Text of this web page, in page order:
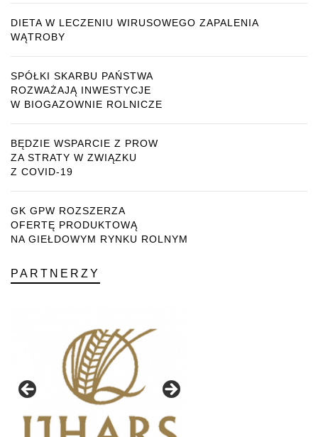
DIETA W LECZENIU WIRUSOWEGO ZAPALENIA
WĄTROBY
SPÓŁKI SKARBU PAŃSTWA
ROZWAŻAJĄ INWESTYCJE
W BIOGAZOWNIE ROLNICZE
BĘDZIE WSPARCIE Z PROW
ZA STRATY W ZWIĄZKU
Z COVID-19
GK GPW ROZSZERZA
OFERTĘ PRODUKTOWĄ
NA GIEŁDOWYM RYNKU ROLNYM
PARTNERZY